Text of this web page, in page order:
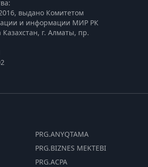
выдано Комитетом
и информации МИР РК
Казахстан, г. Алматы, пр.
PRG.ANYQTAMA
PRG.BIZNES MEKTEBI
PRG.ACPA